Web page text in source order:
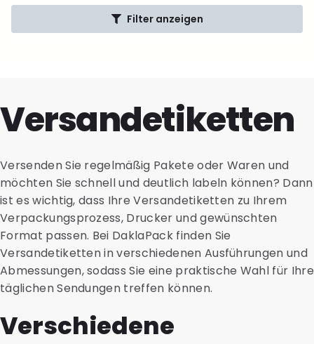
Filter anzeigen
Versandetiketten
Versenden Sie regelmäßig Pakete oder Waren und
möchten Sie schnell und deutlich labeln können? Dann
ist es wichtig, dass Ihre Versandetiketten zu Ihrem
Verpackungsprozess, Drucker und gewünschten
Format passen. Bei DaklaPack finden Sie
Versandetiketten in verschiedenen Ausführungen und
Abmessungen, sodass Sie eine praktische Wahl für Ihre
täglichen Sendungen treffen können.
Verschiedene